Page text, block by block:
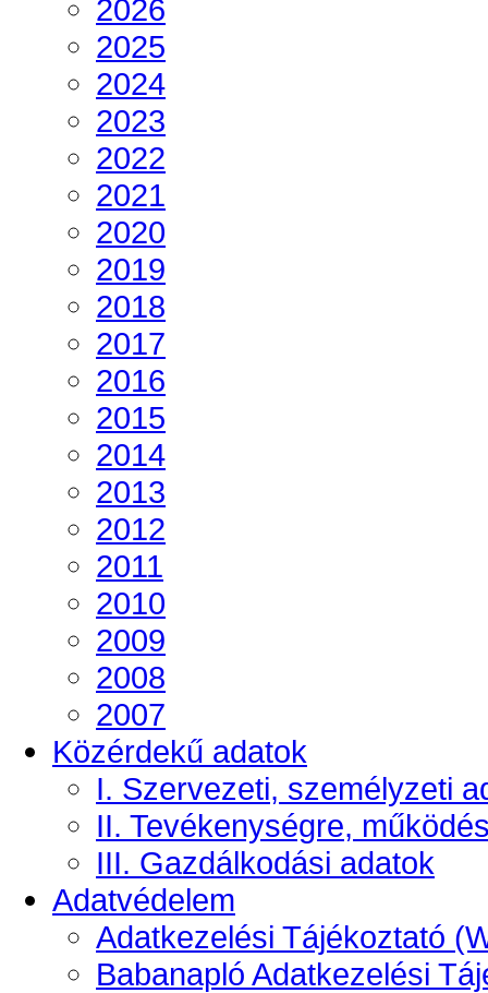
2026
2025
2024
2023
2022
2021
2020
2019
2018
2017
2016
2015
2014
2013
2012
2011
2010
2009
2008
2007
Közérdekű adatok
I. Szervezeti, személyzeti
II. Tevékenységre,
III. Gazdálkodási adatok
Adatvédelem
Adatkezelési Tájékoztató
Babanapló Adatkezelési